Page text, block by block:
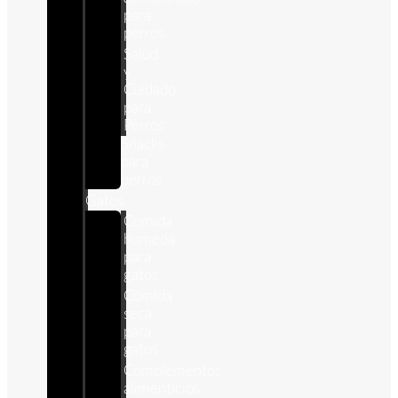
para
perros
Salud
y
Cuidado
para
Perros
Gatos
Comida
humeda
para
gatos
Comida
seca
para
gatos
Complementos
alimenticios